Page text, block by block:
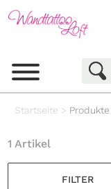
Startseite >
FILTER
1 Artikel